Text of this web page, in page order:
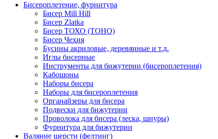
Бисероплетение, фурнитура
Бисер Mill Hill
Бисер Zlatka
Бисер ТОХО (TOHO)
Бисер Чехия
Бусины акриловые, деревянные и т.д.
Иглы бисерные
Инструменты для бижутерии (бисероплетения)
Кабошоны
Наборы бисера
Наборы для бисероплетения
Органайзеры для бисера
Подвески для бижутерии
Проволока для бисера (леска, шнуры)
Фурнитура для бижутерии
Валяние шерсти (фелтинг)